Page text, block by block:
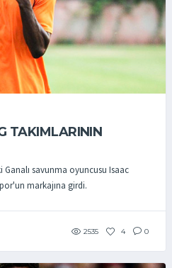
TAKIMLARININ
savunma oyuncusu Isaac
markajına girdi.
2535 4 0